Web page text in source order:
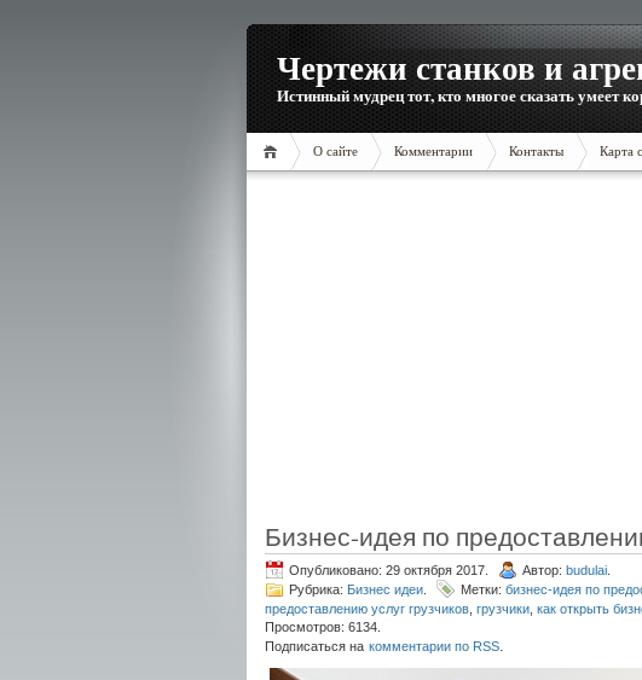
Чертежи станков и
Истинный мудрец тот, кто многое сказать умеет
О сайте Комментарии Контакты Карта
Бизнес-идея по
Опубликовано: 29 октября 2017. Автор: budulai
Рубрика: Бизнес идеи Метки: бизнес-идея по
предоставлению услуг грузчиков грузчики как открыть
Просмотров: 6134.
Подписаться на комментарии по RSS.